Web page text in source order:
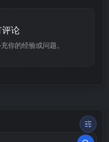
论
你的经验或问题。